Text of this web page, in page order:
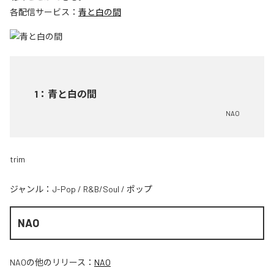
各配信サービス： 青と白の間
1 ： 青と白の間
NAO
trim
ジャンル： J-Pop / R&B/Soul / ポップ
NAO
NAOの他のリリース： NAO